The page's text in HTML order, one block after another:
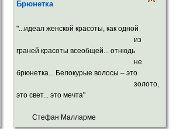
И проклятье на наших лицах
Ворон ворону отвечает...
Брюнетка
"...идеал женской красоты, как одной
из
граней красоты всеобщей... отнюдь
не
брюнетка... Белокурые волосы – это
золото,
это свет... это мечта"
Стефан Малларме